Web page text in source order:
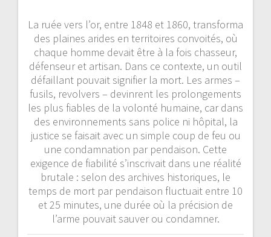
La ruée vers l’or, entre 1848 et 1860, transforma
des plaines arides en territoires convoités, où
chaque homme devait être à la fois chasseur,
défenseur et artisan. Dans ce contexte, un outil
défaillant pouvait signifier la mort. Les armes –
fusils, revolvers – devinrent les prolongements
les plus fiables de la volonté humaine, car dans
des environnements sans police ni hôpital, la
justice se faisait avec un simple coup de feu ou
une condamnation par pendaison. Cette
exigence de fiabilité s’inscrivait dans une réalité
brutale : selon des archives historiques, le
temps de mort par pendaison fluctuait entre 10
et 25 minutes, une durée où la précision de
l’arme pouvait sauver ou condamner.